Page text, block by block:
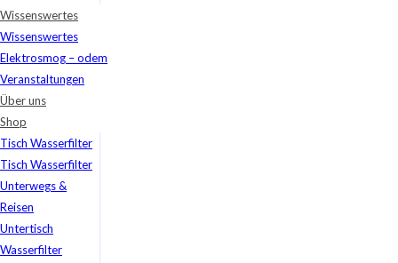
Wissenswertes
Wissenswertes
Elektrosmog – odem
Veranstaltungen
Über uns
Shop
Tisch Wasserfilter
Tisch Wasserfilter
Unterwegs &
Reisen
Untertisch
Wasserfilter